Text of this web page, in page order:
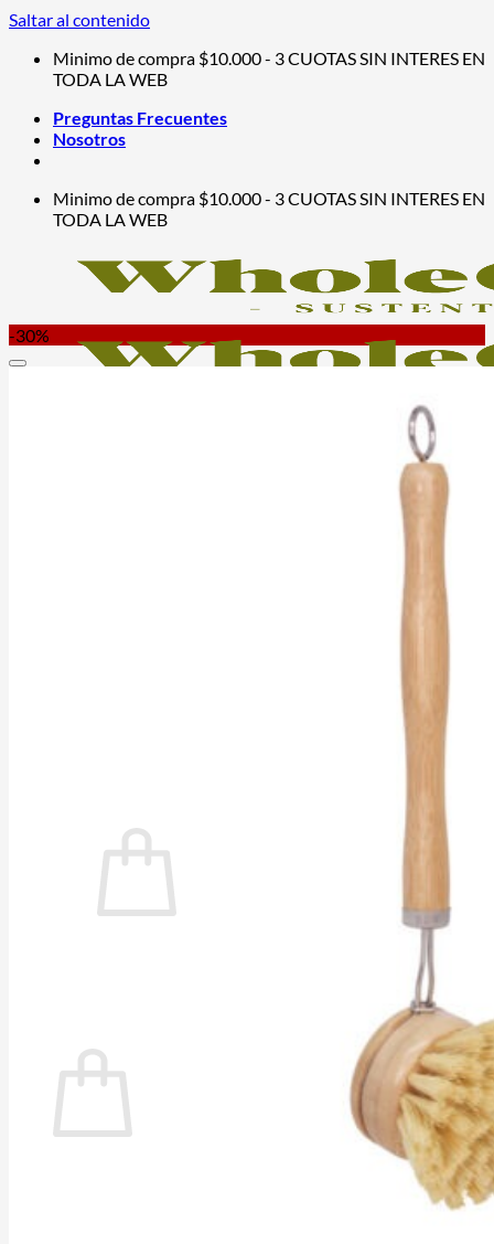
Saltar al contenido
Minimo de compra $10.000 - 3 CUOTAS SIN INTERES EN
TODA LA WEB
Preguntas Frecuentes
Nosotros
Minimo de compra $10.000 - 3 CUOTAS SIN INTERES EN
TODA LA WEB
-30%